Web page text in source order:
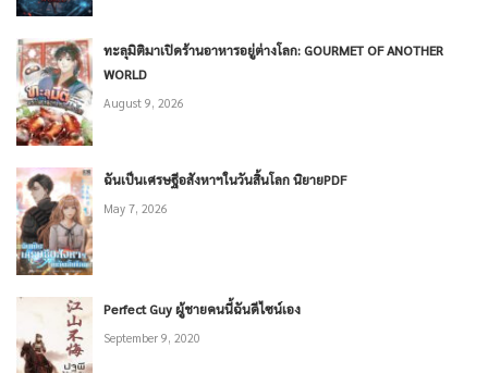
ทะลุมิติมาเปิดร้านอาหารอยู่ต่างโลก: GOURMET OF ANOTHER
WORLD
August 9, 2026
ฉันเป็นเศรษฐีอสังหาฯในวันสิ้นโลก นิยายPDF
May 7, 2026
Perfect Guy ผู้ชายคนนี้ฉันดีไซน์เอง
September 9, 2020